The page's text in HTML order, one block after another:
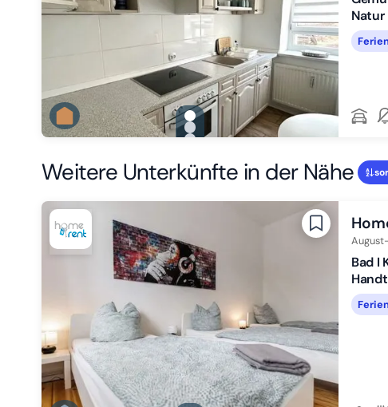
gallery.slide_selector
Zu Slide 1 wechseln
Zu Slide 2 wechseln
Natur
Weitere Unterkünfte in der Nähe
Bad I